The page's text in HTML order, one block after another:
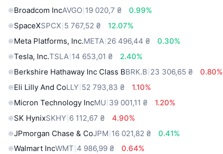
Broadcom IncAVGO 19 020,7 ₴
0.99%
SpaceXSPCX 5 767,52 ₴
12.07%
Meta Platforms, Inc.META 26 496,44 ₴
0.30%
Tesla, Inc.TSLA 14 653,01 ₴
2.40%
Berkshire Hathaway Inc Class BBRK.B 23 306,65 ₴
0.80%
Eli Lilly And CoLLY 52 793,83 ₴
1.10%
Micron Technology IncMU 39 001,11 ₴
1.20%
SK HynixSKHY 6 112,67 ₴
4.90%
JPmorgan Chase & CoJPM 16 021,82 ₴
0.41%
Walmart IncWMT 4 986,99 ₴ 0.64%